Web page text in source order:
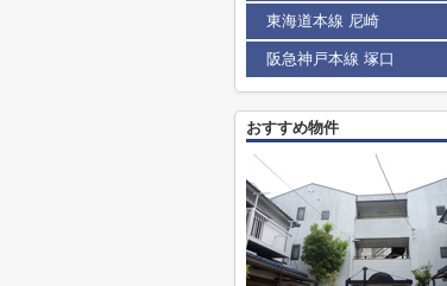
東海道本線 尼崎
阪急神戸本線 塚口
おすすめ物件